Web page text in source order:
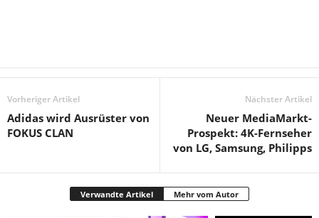
Vorheriger Artikel
Adidas wird Ausrüster von
FOKUS CLAN
Nächster Artikel
Neuer MediaMarkt-
Prospekt: 4K-Fernseher
von LG, Samsung, Philipps
Verwandte Artikel Mehr vom Autor